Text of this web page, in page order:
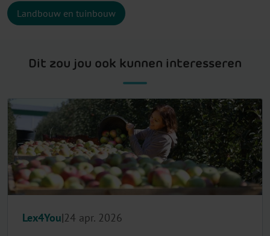
Landbouw en tuinbouw
Dit zou jou ook kunnen interesseren
Lex4You 24 apr. 2026